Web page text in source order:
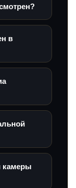
в
камеры